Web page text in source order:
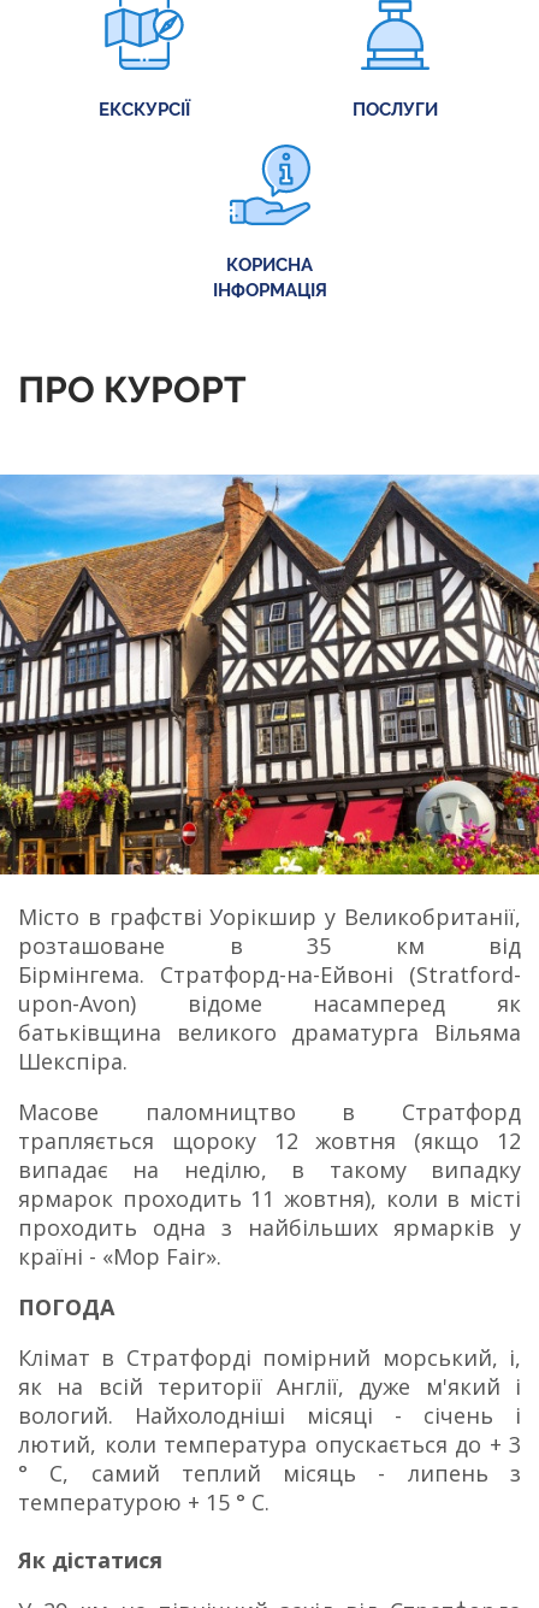
ЕКСКУРСІЇ ПОСЛУГИ
КОРИСНА
ІНФОРМАЦІЯ
ПРО КУРОРТ
Місто в графстві Уорікшир у Великобританії,
розташоване в 35 км від
Бірмінгема. Стратфорд-на-Ейвоні (Stratford-
upon-Avon) відоме насамперед як
батьківщина великого драматурга Вільяма
Шекспіра.
Масове паломництво в Стратфорд
трапляється щороку 12 жовтня (якщо 12
випадає на неділю, в такому випадку
ярмарок проходить 11 жовтня), коли в місті
проходить одна з найбільших ярмарків у
країні - «Mop Fair».
ПОГОДА
Клімат в Стратфорді помірний морський, і,
як на всій території Англії, дуже м'який і
вологий. Найхолодніші місяці - січень і
лютий, коли температура опускається до + 3
° C, самий теплий місяць - липень з
температурою + 15 ° C.
Як дістатися